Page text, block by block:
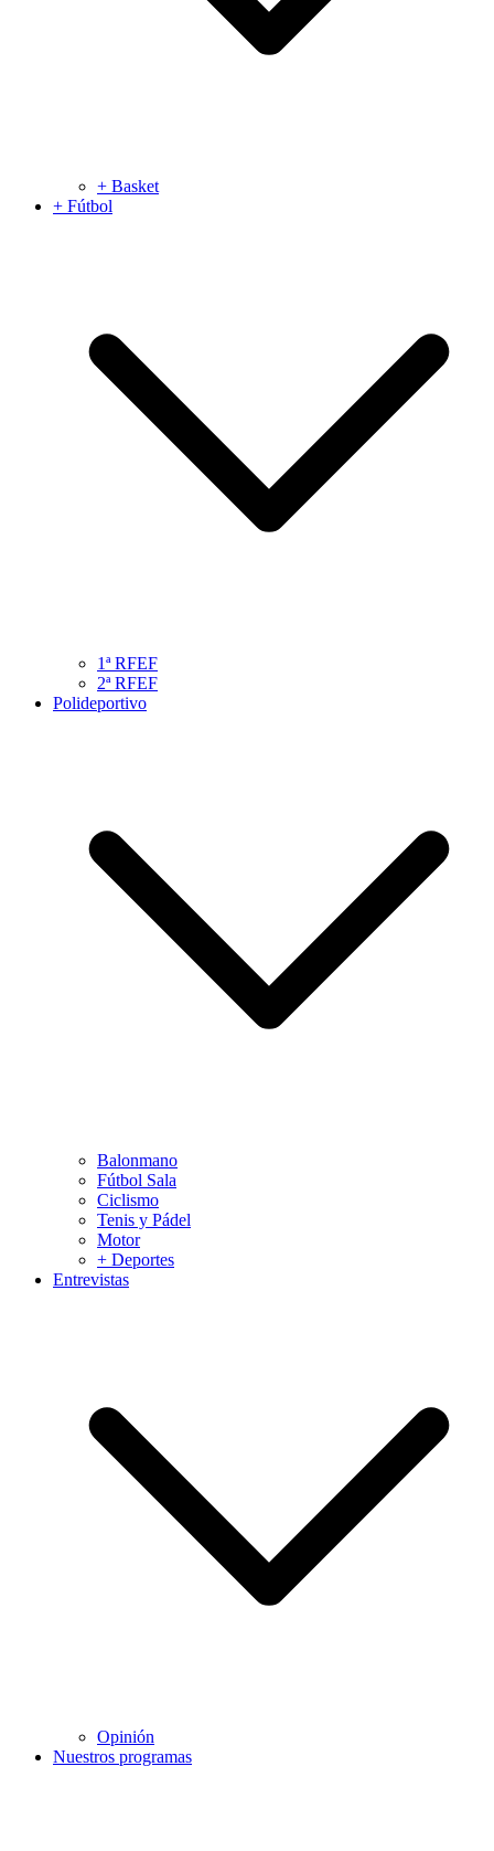
+ Basket
+ Fútbol
1ª RFEF
2ª RFEF
Polideportivo
Balonmano
Fútbol Sala
Ciclismo
Tenis y Pádel
Motor
+ Deportes
Entrevistas
Opinión
Nuestros programas